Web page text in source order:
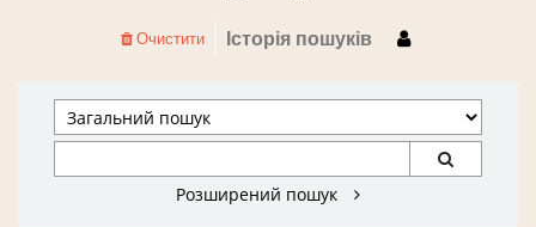
Історія пошуків
Очистити
Розширений пошук